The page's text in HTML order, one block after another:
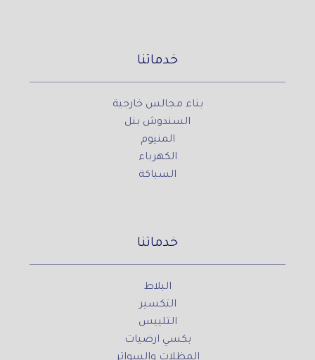
خدماتنا
بناء مجالس خارجية
السندوش بنل
المنيوم
الكهرباء
السباكة
خدماتنا
البلاط
التكسير
التلييس
بكسي ارضيات